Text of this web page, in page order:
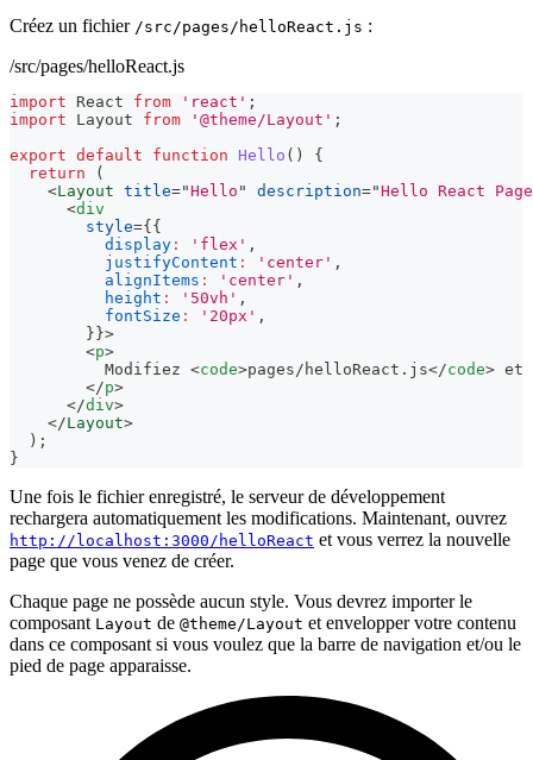
Créez un fichier /src/pages/helloReact.js :
/src/pages/helloReact.js
import React from 'react' ;
import
Layout from '@theme/Layout' ;
export default function Hello ( )
{
return
(
<Layout title="Hello " description="Hello React Page
<div
style={ {
display : 'flex' ,
justifyContent : 'center' ,
alignItems : 'center' ,
height : '50vh' ,
fontSize : '20px' ,
} }>
<p>
          Modifiez
<code>pages/helloReact.js</code> et
</p>
</div>
</Layout>
) ;
}
Une fois le fichier enregistré, le serveur de développement
rechargera automatiquement les modifications. Maintenant, ouvrez
http://localhost:3000/helloReact et vous verrez la nouvelle
page que vous venez de créer.
Chaque page ne possède aucun style. Vous devrez importer le
composant Layout de @theme/Layout et envelopper votre contenu
dans ce composant si vous voulez que la barre de navigation et/ou le
pied de page apparaisse.